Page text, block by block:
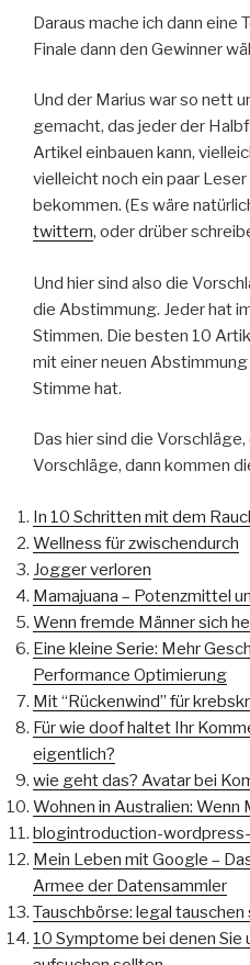
Daraus mache ich dann eine
Finale dann den Gewinner
Und der Marius war so nett
gemacht, das jeder der
Artikel einbauen kann,
vielleicht noch ein paar
bekommen. (Es wäre
twittern, oder drüber
Und hier sind also die
die Abstimmung. Jeder hat
Stimmen. Die besten 10
mit einer neuen
Stimme hat.
Das hier sind die
Vorschläge, dann kommen
In 10 Schritten mit dem
Wellness für zwischendurch
Jogger verloren
Mamajuana – Potenzmittel
Wenn fremde Männer sich
Eine kleine Serie: Mehr
Performance Optimierung
Mit “Rückenwind” für
Für wie doof haltet Ihr
eigentlich?
wie geht das? Avatar bei
Wohnen in Australien: Wenn
blogintroduction-
Mein Leben mit Google –
Armee der Datensammler
Tauschbörse: legal
10 Symptome bei denen